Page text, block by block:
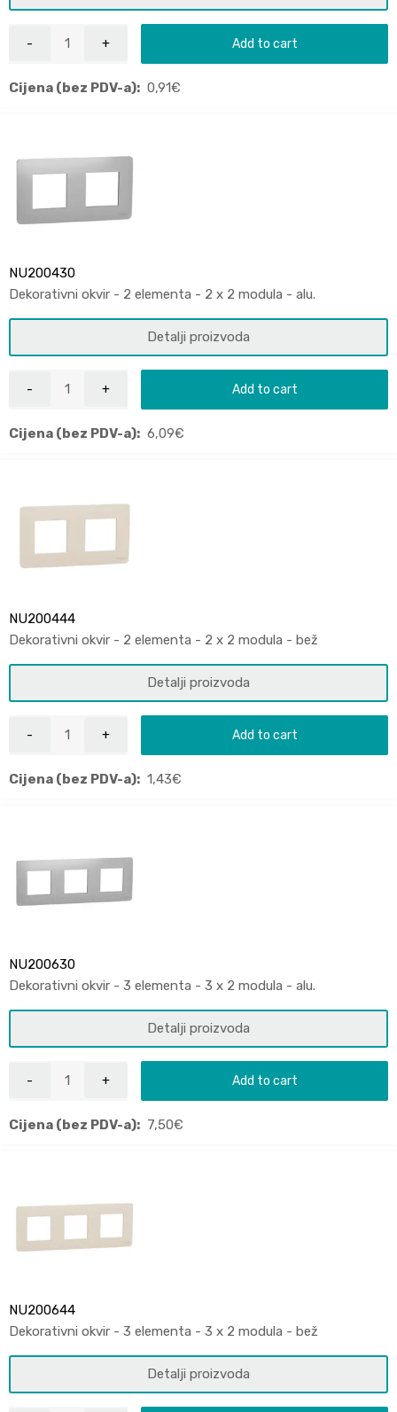
Add to cart
Cijena (bez PDV-a): 0,91€
NU200430
Dekorativni okvir - 2 elementa - 2 x 2 modula - alu.
Detalji proizvoda
Add to cart
Cijena (bez PDV-a): 6,09€
NU200444
Dekorativni okvir - 2 elementa - 2 x 2 modula - bež
Detalji proizvoda
Add to cart
Cijena (bez PDV-a): 1,43€
NU200630
Dekorativni okvir - 3 elementa - 3 x 2 modula - alu.
Detalji proizvoda
Add to cart
Cijena (bez PDV-a): 7,50€
NU200644
Dekorativni okvir - 3 elementa - 3 x 2 modula - bež
Detalji proizvoda